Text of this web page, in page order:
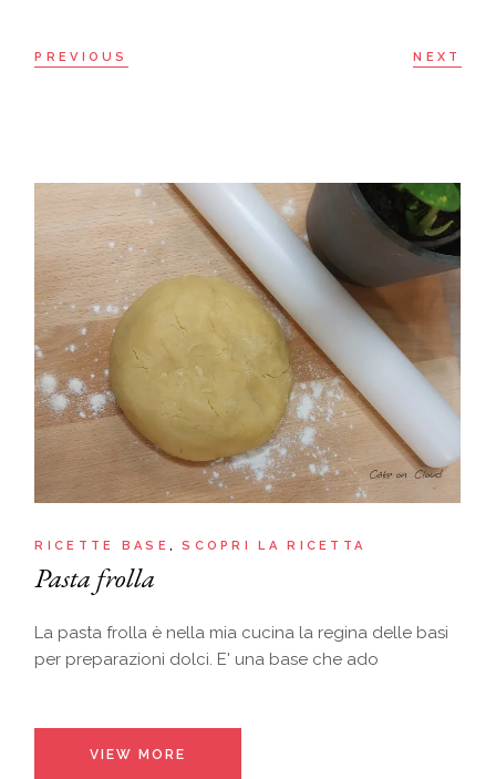
PREVIOUS NEXT
RICETTE BASE SCOPRI LA RICETTA
Pasta frolla
La pasta frolla è nella mia cucina la regina delle basi
per preparazioni dolci. E' una base che ado
VIEW MORE